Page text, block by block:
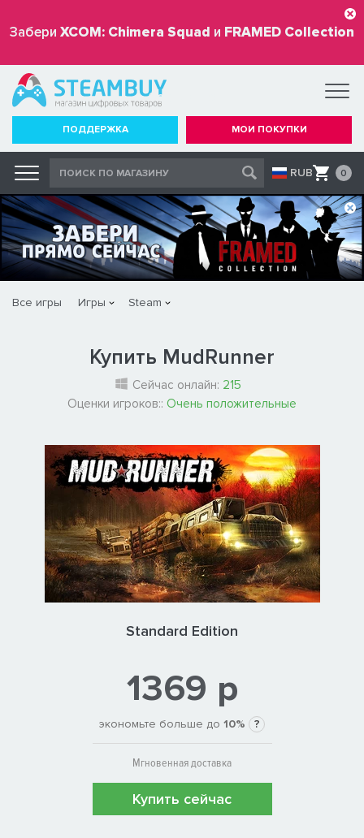
Забери XCOM: Chimera Squad и FRAMED Collection
бесплатно
ПОДДЕРЖКА МОИ ПОКУПКИ
RUB 0
Все игры Игры Steam
Купить MudRunner
Сейчас онлайн: 215
Оценки игроков:: Очень положительные
Standard Edition
1369 р
экономьте больше до 10% ?
Мгновенная доставка
Купить сейчас